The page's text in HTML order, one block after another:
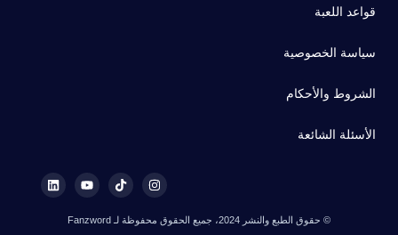
قواعد اللعبة
سياسة الخصوصية
الشروط والأحكام
الأسئلة الشائعة
© حقوق الطبع والنشر 2024، جميع الحقوق محفوظة لـ Fanzword